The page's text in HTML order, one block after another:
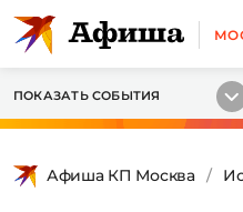
ПОКАЗАТЬ СОБЫТИЯ
Афиша КП Москва